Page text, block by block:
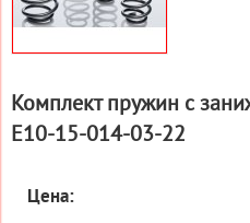
Комплект пружин с
E10-15-014-03-22
Цена: